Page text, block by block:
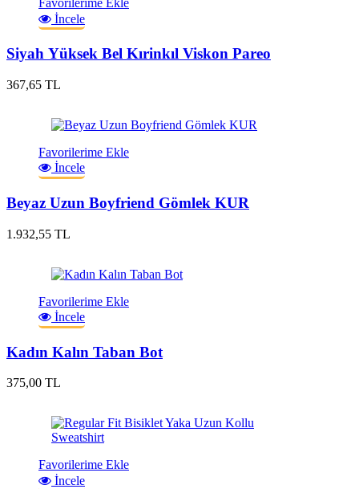
Favorilerime Ekle
İncele
Siyah Yüksek Bel Kırinkıl Viskon Pareo
367,65 TL
Favorilerime Ekle
İncele
Beyaz Uzun Boyfriend Gömlek KUR
1.932,55 TL
Favorilerime Ekle
İncele
Kadın Kalın Taban Bot
375,00 TL
Favorilerime Ekle
İncele